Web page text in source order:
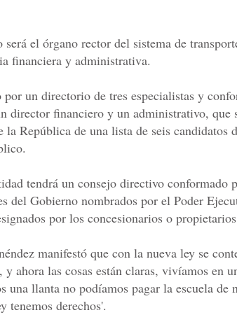
será el órgano rector del sistema de
financiera y administrativa.
un directorio de tres especialistas y
director financiero y un administrativo, que
la República de una lista de seis candidatos
tendrá un consejo directivo conformado
del Gobierno nombrados por el Poder
por los concesionarios o
manifestó que con la nueva ley se
y ahora las cosas están claras, vivíamos en
una llanta no podíamos pagar la escuela de
tenemos derechos'.